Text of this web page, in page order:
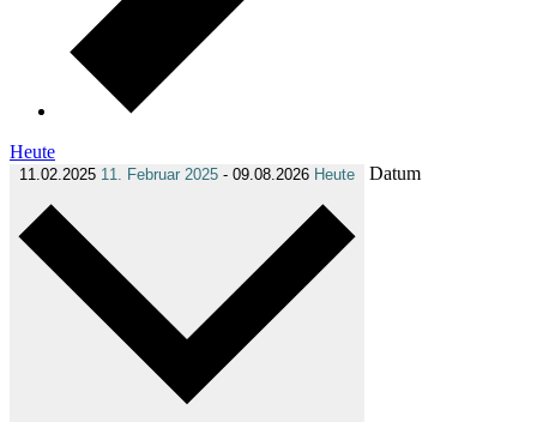
Heute
11.02.2025 11. Februar 2025 - 09.08.2026 Heute Datum